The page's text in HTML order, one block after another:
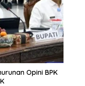
Opini BPK